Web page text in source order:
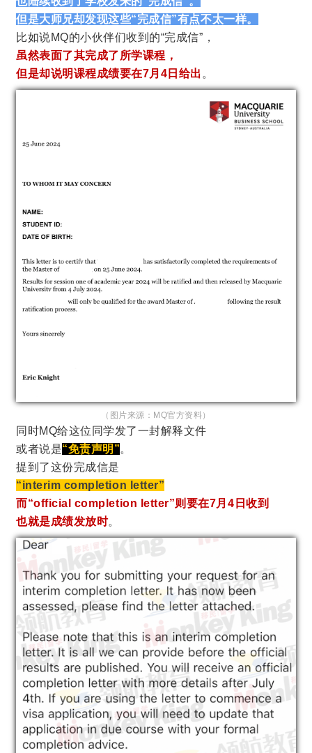
但是大师兄却发现这些“完成信”有点不太一样。
比如说MQ的小伙伴们收到的“完成信”，
虽然表面了其完成了所学课程，
但是却说明课程成绩要在7月4日给出 。
（图片来源：MQ官方资料）
同时MQ给这位同学发了一封解释文件
或者说是“免责声明”。
提到了这份完成信是
“interim completion letter”
而“official completion letter”则要在7月4日收到
也就是成绩发放时。